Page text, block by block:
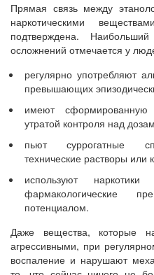
Прямая связь между
наркотическими
подтверждена. Наибольший
осложнений отмечается у
регулярно употребляют
превышающих
имеют сформированную
утратой контроля над
пьют суррогатные
технические растворы или
используют
фармакологические
потенциалом.
Даже вещества, которые
агрессивными, при
воспаление и нарушают